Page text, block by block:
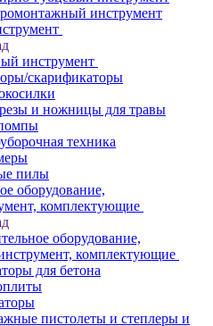
инструмент
инструмент
скарификаторы
и ножницы для травы
техника
пилы
оборудование,
комплектующие
оборудование,
комплектующие
для бетона
пистолеты и степлеры и